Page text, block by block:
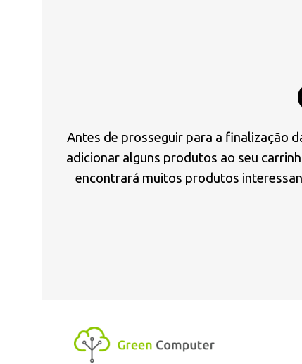
Antes de prosseguir para a finalização
adicionar alguns produtos ao seu
encontrará muitos produtos